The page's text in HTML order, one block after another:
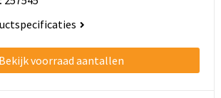
Bekijk voorraad aantallen